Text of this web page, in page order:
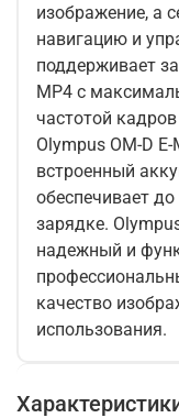
изображение, а
навигацию и
поддерживает
MP4 с
частотой
Olympus OM-D
встроенный
обеспечивает
зарядке. Olympus OM-D E-M1 Mark III Body - это
надежный и
качество
использования.